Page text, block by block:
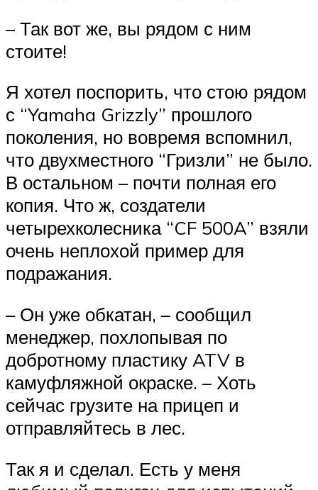
– Так вот же, вы рядом с ним
стоите!
Я хотел поспорить, что стою рядом
с “Yamaha Grizzly” прошлого
поколения, но вовремя вспомнил,
что двухместного “Гризли” не было.
В остальном – почти полная его
копия. Что ж, создатели
четырехколесника “CF 500A” взяли
очень неплохой пример для
подражания.
– Он уже обкатан, – сообщил
менеджер, похлопывая по
добротному пластику ATV в
камуфляжной окраске. – Хоть
сейчас грузите на прицеп и
отправляйтесь в лес.
Так я и сделал. Есть у меня